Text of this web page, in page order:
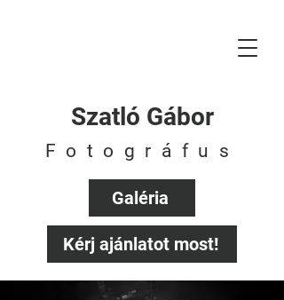
Szatló Gábor
Fotográfus
Galéria
Kérj ajánlatot most!